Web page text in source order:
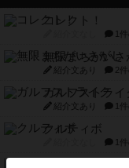
コレクト！
1
無限まちがいさ
紹介文あり 2
ガルフストライ
紹介文あり 1
クルティボ
1